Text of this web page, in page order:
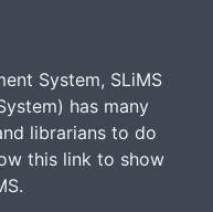
System, SLiMS
has many
librarians to do
this link to show